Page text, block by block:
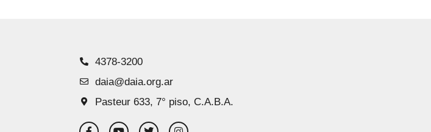
4378-3200
daia@daia.org.ar
Pasteur 633, 7° piso, C.A.B.A.